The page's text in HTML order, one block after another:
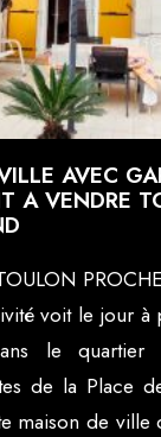
AVEC
A VENDRE
voit le jour à
le quartier
de la Place
maison de ville